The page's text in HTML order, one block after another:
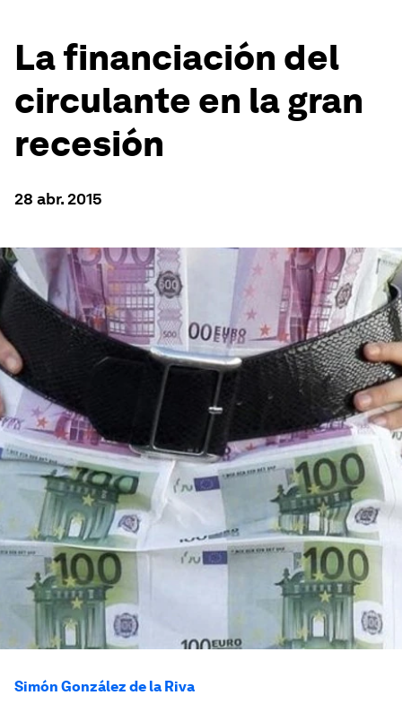
La financiación del
circulante en la gran
recesión
28 abr. 2015
Simón González de la Riva